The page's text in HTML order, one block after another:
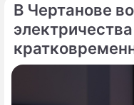
В Чертанове